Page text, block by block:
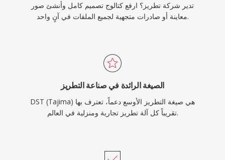
تدير شركة تطريز؟ ارفع كتالوج تصميم كامل وأنشئ صور
معاينة أو صادرات متجهية لجميع الملفات في آنٍ واحد.
الصيغة الرائدة في صناعة التطريز
DST (Tajima) هي صيغة التطريز الأوسع دعماً، تعترف بها
تقريباً كل آلة تطريز تجارية ومنزلية في العالم.